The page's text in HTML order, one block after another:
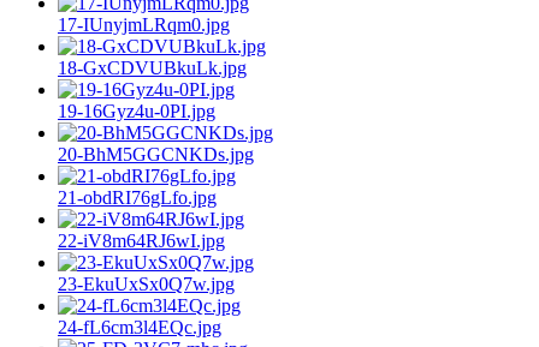
17-IUnyjmLRqm0.jpg
18-GxCDVUBkuLk.jpg
19-16Gyz4u-0PI.jpg
20-BhM5GGCNKDs.jpg
21-obdRI76gLfo.jpg
22-iV8m64RJ6wI.jpg
23-EkuUxSx0Q7w.jpg
24-fL6cm3l4EQc.jpg